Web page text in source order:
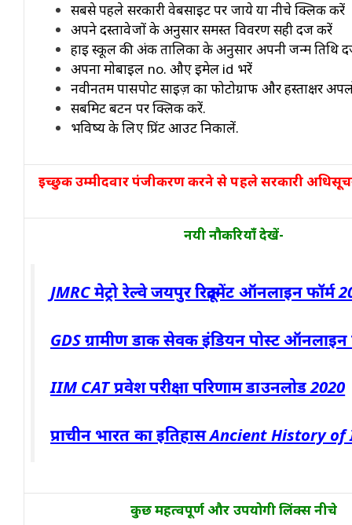
सबसे पहले सरकारी वेबसाइट पर जाये या नीचे क्लिक करें
अपने दस्तावेजों के अनुसार समस्त विवरण सही दर्ज करें
हाई स्कूल की अंक तालिका के अनुसार अपनी जन्म तिथि
अपना मोबाइल no. औए ईमेल id भरें
नवीनतम पासपोर्ट साइज़ का फोटोग्राफ और हस्ताक्षर
सबमिट बटन पर क्लिक करें.
भविष्य के लिए प्रिंट आउट निकालें.
इच्छुक उम्मीदवार पंजीकरण करने से पहले सरकारी
नयी नौकरियाँ देखें-
JMRC मेट्रो रेल्वे जयपुर रिक्रूटमेंट ऑनलाइन फॉर्म
GDS ग्रामीण डाक सेवक इंडियन पोस्ट ऑनलाइन
IIM CAT प्रवेश परीक्षा परिणाम डाउनलोड 2020
प्राचीन भारत का इतिहास Ancient History
कुछ महत्वपूर्ण और उपयोगी लिंक्स नीचे